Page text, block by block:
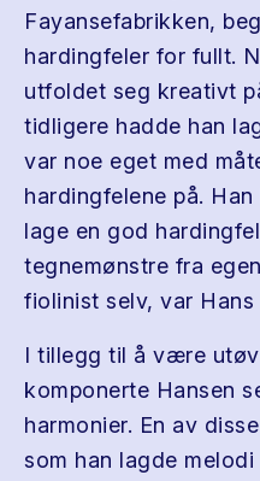
Fayansefabrikken,
hardingfeler for fullt.
utfoldet seg kreativt
tidligere hadde han
var noe eget med
hardingfelene på.
lage en god
tegnemønstre fra
fiolinist selv, var
I tillegg til å være
komponerte Hansen
harmonier. En av
som han lagde melodi